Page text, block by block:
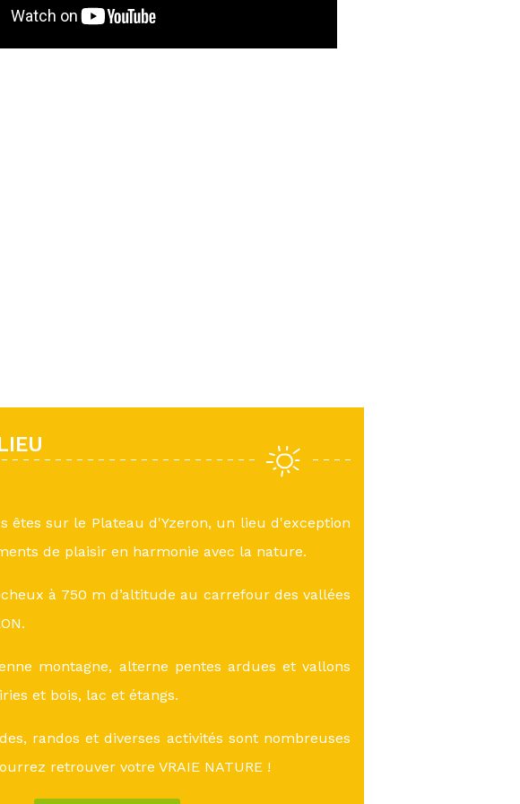
êtes sur le Plateau d'Yzeron, un lieu d'exception
de plaisir en harmonie avec la nature.
à 750 m d’altitude au carrefour des vallées
montagne, alterne pentes ardues et vallons
et bois, lac et étangs.
randos et diverses activités sont nombreuses
retrouver votre VRAIE NATURE !